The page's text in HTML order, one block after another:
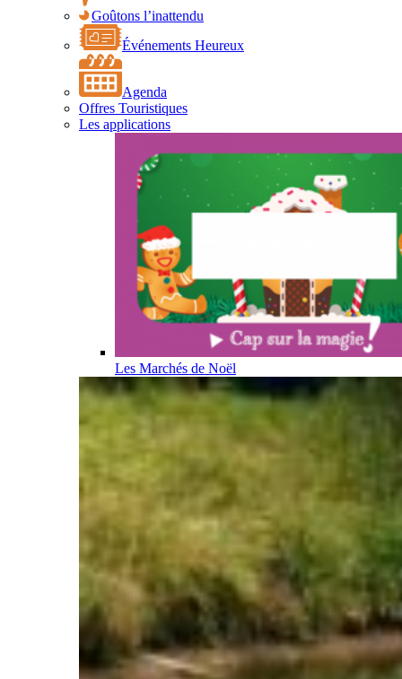
Goûtons l’inattendu
Événements Heureux
Agenda
Offres Touristiques
Les applications
Les Marchés de Noël